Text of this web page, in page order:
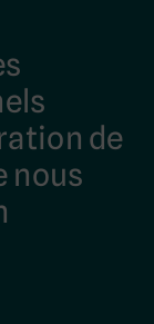
de
nous